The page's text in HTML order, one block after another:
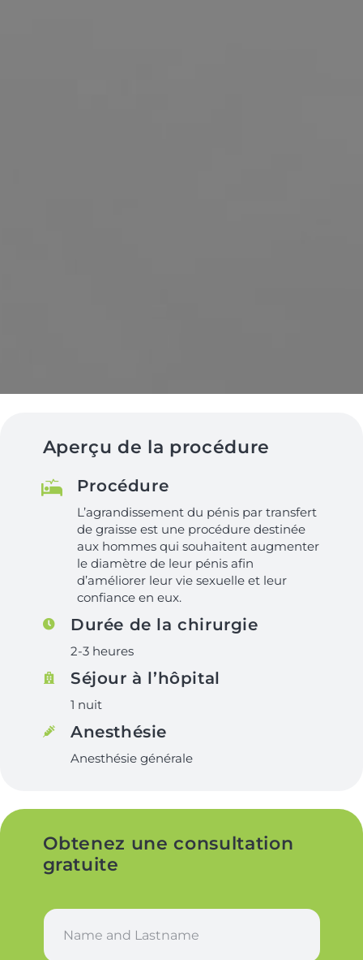
Aperçu de la procédure
Procédure
L’agrandissement du pénis par transfert
de graisse est une procédure destinée
aux hommes qui souhaitent augmenter
le diamètre de leur pénis afin
d’améliorer leur vie sexuelle et leur
confiance en eux.
Durée de la chirurgie
2-3 heures
Séjour à l’hôpital
1 nuit
Anesthésie
Anesthésie générale
Obtenez une consultation
gratuite
N
m